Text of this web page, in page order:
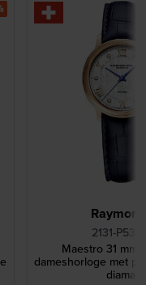
2131-
Maestro 31 mm
dameshorloge met